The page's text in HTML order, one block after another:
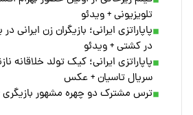
تلویزیونی + ویدئو
پاپاراتزی ایرانی؛ بازیگران زن
در کشتی + ویدئو
پاپاراتزی ایرانی؛ کیک تولد خلاقانه
سریال تاسیان + عکس
ترس مشترک دو چهره مشهور بازیگری